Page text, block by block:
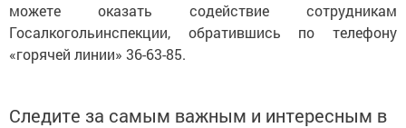
можете оказать содействие сотрудникам
Госалкогольинспекции, обратившись по телефону
«горячей линии» 36-63-85.
Следите за самым важным и интересным в